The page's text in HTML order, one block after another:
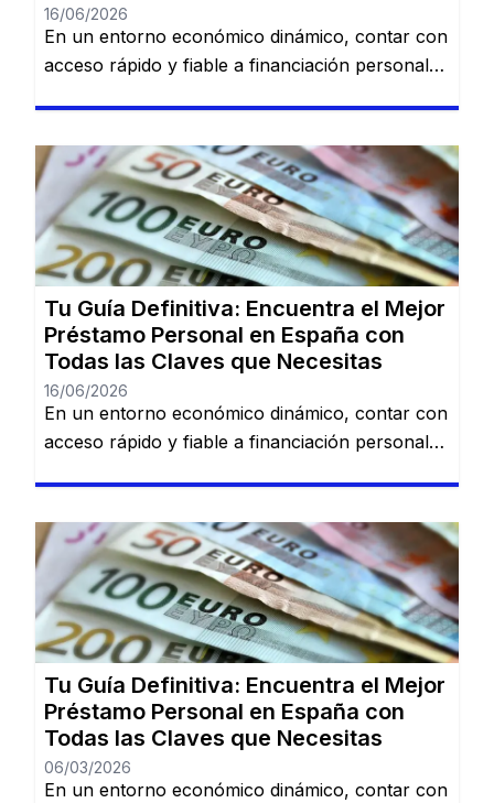
16/06/2026
En un entorno económico dinámico, contar con
acceso rápido y fiable a financiación personal
largamente esperados, tener la información
adecuada sobre préstamos disponibles puede
marcar la diferencia. En esta guía, descubrirás
los mejores préstamos personales del mercado
español: Dineti, BBVA Préstamo Personal,
Cofidis, […]
Tu Guía Definitiva: Encuentra el Mejor
Préstamo Personal en España con
Todas las Claves que Necesitas
16/06/2026
En un entorno económico dinámico, contar con
acceso rápido y fiable a financiación personal
largamente esperados, tener la información
adecuada sobre préstamos disponibles puede
marcar la diferencia. En esta guía, descubrirás
los mejores préstamos personales del mercado
español: Dineti, BBVA Préstamo Personal,
Cofidis, […]
Tu Guía Definitiva: Encuentra el Mejor
Préstamo Personal en España con
Todas las Claves que Necesitas
06/03/2026
En un entorno económico dinámico, contar con